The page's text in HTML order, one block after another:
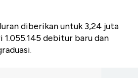
diberikan untuk 3,24 juta
debitur baru dan